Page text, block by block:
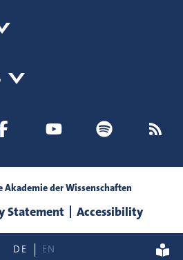
DE EN
Akademie der Wissenschaften
Statement Accessibility